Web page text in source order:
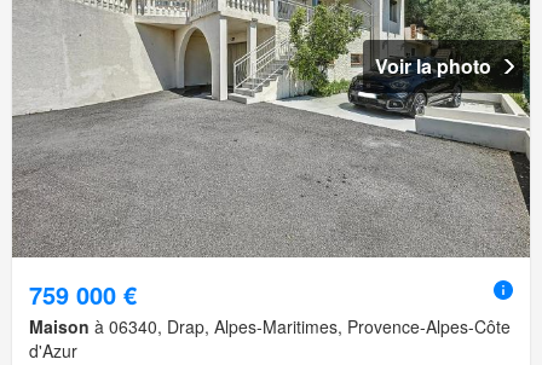
Voir la photo
759 000 €
Maison à 06340, Drap, Alpes-Maritimes, Provence-Alpes-Côte
d'Azur